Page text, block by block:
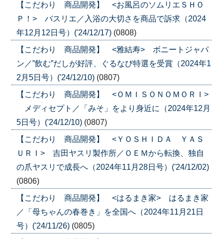
【こだわり 商品開発】 <お風呂のソムリエＳＨＯ
Ｐ！> バスリエ／入浴の大切さを商品で訴求（2024
年12月12日号）('24/12/17) (0808)
【こだわり 商品開発】 <雅結寿> ボニートジャパ
ン／”飲む”だしが好評、ぐるなび特選を受賞（2024年1
2月5日号）('24/12/10) (0807)
【こだわり 商品開発】 <ＯＭＩＳＯＮＯＭＯＲＩ>
メディセプト／「みそ」をより身近に（2024年12月
5日号）('24/12/10) (0807)
【こだわり 商品開発】 <ＹＯＳＨＩＤＡ ＹＡＳ
ＵＲＩ> 吉田ヤスリ製作所／ＯＥＭから転換、独自
の爪ヤスリで成長へ（2024年11月28日号）('24/12/02)
(0806)
【こだわり 商品開発】 <はるまき家> はるまき家
／「母ちゃんの春巻き」を全国へ（2024年11月21日
号）('24/11/26) (0805)